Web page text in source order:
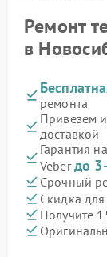
Ремонт
в
ремонта
Привезем
доставкой
Гарантия
Veberдо
Срочный
Скидка
Получите